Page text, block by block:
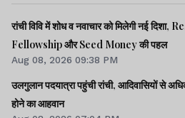
रांची विवि में शोध व नवाचार को मिलेगी नई दिशा,
Fellowship और Seed Money की पहल
Aug 08, 2026 09:38 PM
उलगुलान पदयात्रा पहुंची रांची, आदिवासियों से
होने का आहवान